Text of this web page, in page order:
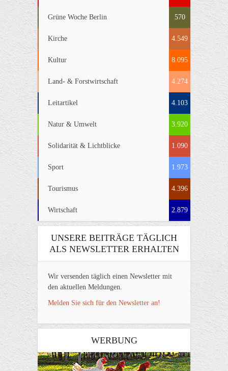
Grüne Woche Berlin 570
Kirche 4.549
Kultur 8.095
Land- & Forstwirtschaft 4.274
Leitartikel 4.103
Natur & Umwelt 3.920
Solidarität & Lichtblicke 1.090
Sport 1.973
Tourismus 4.396
Wirtschaft 2.879
UNSERE BEITRÄGE TÄGLICH
ALS NEWSLETTER ERHALTEN
Wir versenden täglich einen Newsletter mit
den aktuellen Meldungen.
Melden Sie sich für den Newsletter an!
WERBUNG